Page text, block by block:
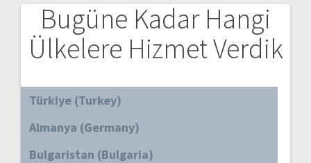
Bugüne Kadar Hangi
Ülkelere Hizmet Verdik
Türkiye (Turkey)
Almanya (Germany)
Bulgaristan (Bulgaria)